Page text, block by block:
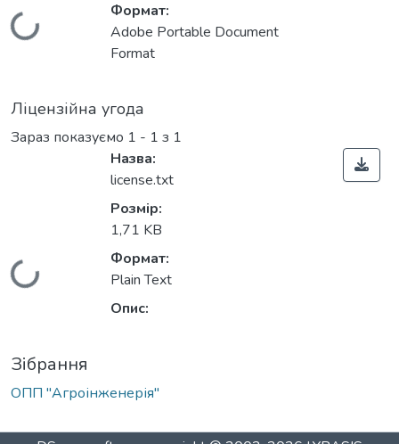
Вантажиться...
Формат:
Adobe Portable Document
Format
Ліцензійна угода
Зараз показуємо 1 - 1 з 1
Вантажиться...
Назва:
license.txt
Розмір:
1,71 KB
Формат:
Plain Text
Опис:
Зібрання
ОПП "Агроінженерія"